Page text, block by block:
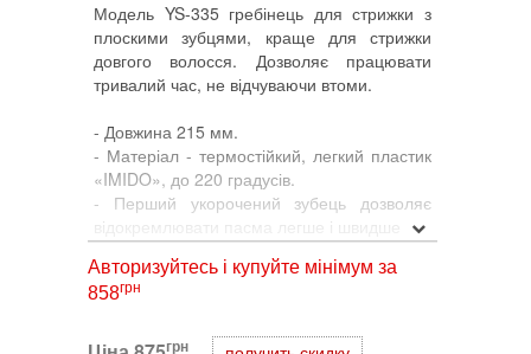
Модель YS-335 гребінець для стрижки з
плоскими зубцями, краще для стрижки
довгого волосся. Дозволяє працювати
тривалий час, не відчуваючи втоми.
- Довжина 215 мм.
- Матеріал - термостійкий, легкий пластик
«IMIDO», до 220 градусів.
- Перший укорочений зубець дозволяє
відокремлювати пасма легше і швидше
- Отвори в обушком гребінця, розташовані
через 1 см. Можуть використовуватися в
якості лінійки.
прочесати волосся.
Авторизуйтесь і купуйте мінімум за
858грн
грн